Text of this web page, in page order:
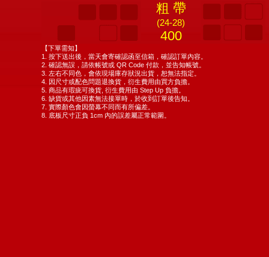
粗 帶
(24-28)
400
【下單需知】
1. 按下送出後，當天會寄確認函至信箱，確認訂單內容。
2. 確認無誤，請依帳號或 QR Code 付款，並告知帳號。
3. 左右不同色，會依現場庫存狀況出貨，恕無法指定。
4. 因尺寸或配色問題退換貨，衍生費用由買方負擔。
5. 商品有瑕疵可換貨, 衍生費用由 Step Up 負擔。
6. 缺貨或其他因素無法接單時，於收到訂單後告知。
7. 實際顏色會因螢幕不同而有所偏差。
8. 底板尺寸正負 1cm 內的誤差屬正常範圍。